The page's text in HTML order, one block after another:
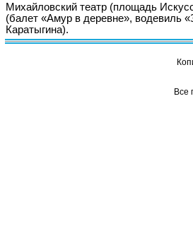
Михайловский театр (площадь
(балет «Амур в деревне», водевиль
Каратыгина).
Все